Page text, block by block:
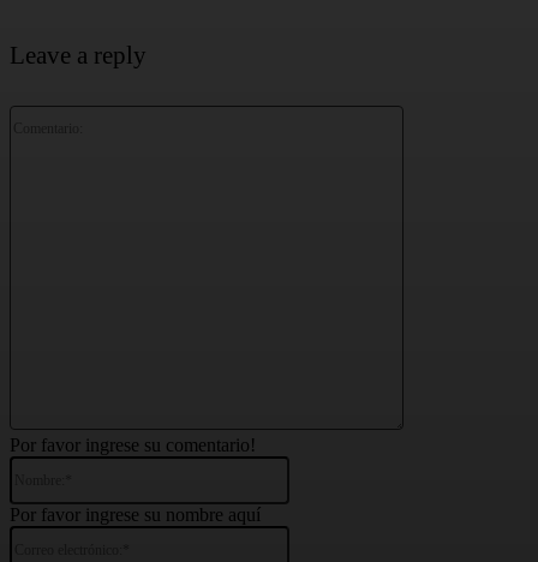
Leave a reply
Comentario:
Por favor ingrese su comentario!
Por favor ingrese su nombre aquí